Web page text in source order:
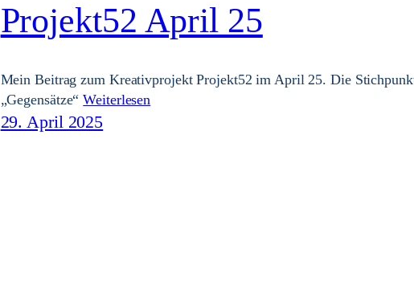
Projekt52 April 25
Mein Beitrag zum Kreativprojekt Projekt52 im April 25. Die
„Gegensätze“Weiterlesen
29. April 2025